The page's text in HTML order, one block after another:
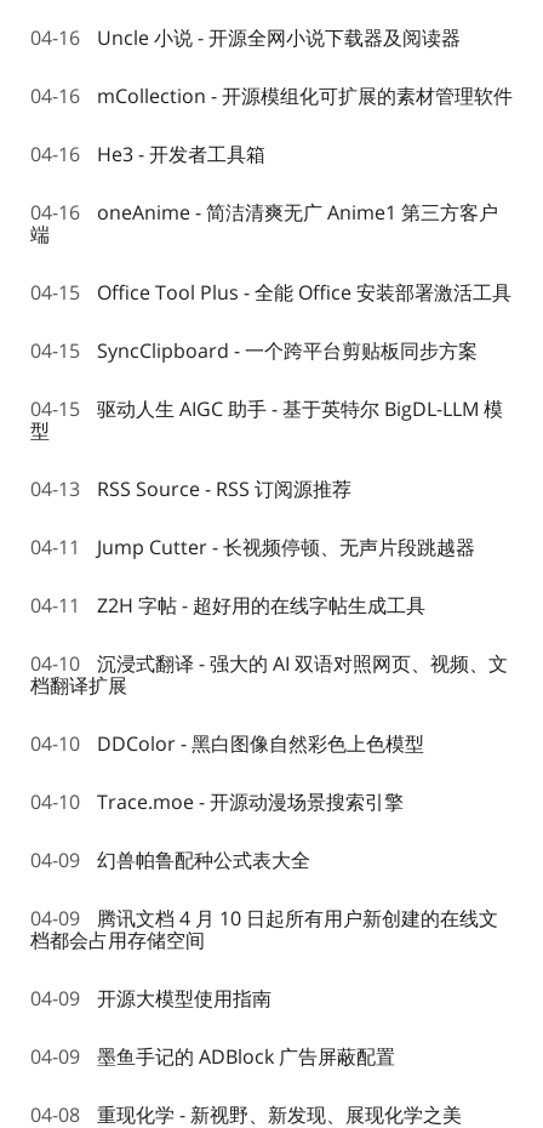
04-16 Uncle 小说 - 开源全网小说下载器及阅读器
04-16 mCollection - 开源模组化可扩展的素材管理软件
04-16 He3 - 开发者工具箱
04-16
oneAnime - 简洁清爽无广 Anime1 第三方客户
端
04-15 Office Tool Plus - 全能 Office 安装部署激活工具
04-15 SyncClipboard - 一个跨平台剪贴板同步方案
04-15
驱动人生 AIGC 助手 - 基于英特尔 BigDL-LLM 模
型
04-13 RSS Source - RSS 订阅源推荐
04-11 Jump Cutter - 长视频停顿、无声片段跳越器
04-11 Z2H 字帖 - 超好用的在线字帖生成工具
04-10
沉浸式翻译 - 强大的 AI 双语对照网页、视频、文
档翻译扩展
04-10 DDColor - 黑白图像自然彩色上色模型
04-10 Trace.moe - 开源动漫场景搜索引擎
04-09 幻兽帕鲁配种公式表大全
04-09
腾讯文档 4 月 10 日起所有用户新创建的在线文
档都会占用存储空间
04-09 开源大模型使用指南
04-09 墨鱼手记的 ADBlock 广告屏蔽配置
04-08 重现化学 - 新视野、新发现、展现化学之美